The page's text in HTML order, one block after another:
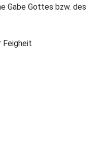
Gabe Gottes bzw. des
Feigheit